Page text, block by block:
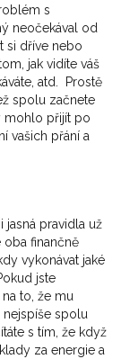
s
neočekával od
si dříve nebo
jak vidíte váš
atd. Prostě
spolu začnete
mohlo přijít po
vašich přání a
pravidla už
oba finančně
vykonávat jaké
jste
to, že mu
nejspíše spolu
s tím, že když
za energie a